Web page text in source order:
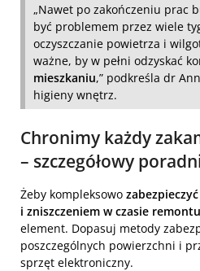
„Nawet po zakończeniu prac
być problemem przez wiele
oczyszczanie powietrza i
ważne, by w pełni odzyskać
mieszkaniu,” podkreśla dr
higieny wnętrz.
Chronimy każdy
– szczegółowy
Żeby kompleksowo
i zniszczeniem w czasie remontu
element. Dopasuj metody
poszczególnych powierzchni i
sprzęt elektroniczny.